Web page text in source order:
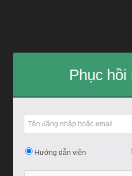
Phục hồi
Hướng dẫn viên